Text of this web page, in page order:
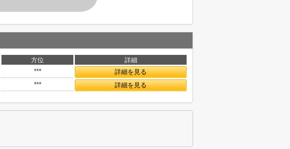
方位
詳細
***
詳細を見る
*** 詳細を見る